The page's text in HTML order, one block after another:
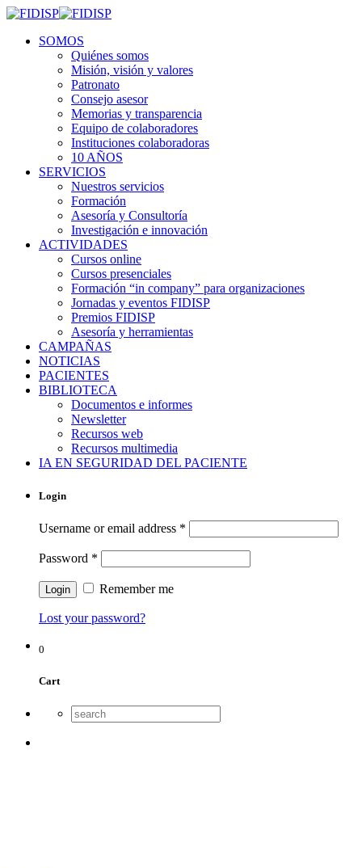
SOMOS
Quiénes somos
Misión, visión y valores
Patronato
Consejo asesor
Memorias y transparencia
Equipo de colaboradores
Instituciones colaboradoras
10 AÑOS
SERVICIOS
Nuestros servicios
Formación
Asesoría y Consultoría
Investigación e innovación
ACTIVIDADES
Cursos online
Cursos presenciales
Formación “in company” para organizaciones
Jornadas y eventos FIDISP
Premios FIDISP
Asesoría y herramientas
CAMPAÑAS
NOTICIAS
PACIENTES
BIBLIOTECA
Documentos e informes
Newsletter
Recursos web
Recursos multimedia
IA EN SEGURIDAD DEL PACIENTE
Login
Username or email address *
Password *
Remember me
Lost your password?
0
Cart